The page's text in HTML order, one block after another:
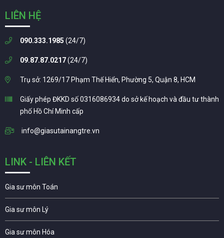
LIÊN HỆ
090.333.1985 (24/7)
09.87.87.0217(24/7)
Trụ sở: 1269/17 Phạm Thế Hiển, Phường 5, Quận 8, HCM
Giấy phép ĐKKD số 0316086934 do sở kế hoạch và đầu tư thành
phố Hồ Chí Minh cấp
info@giasutainangtre.vn
LINK - LIÊN KẾT
Gia sư môn Toán
Gia sư môn Lý
Gia sư môn Hóa